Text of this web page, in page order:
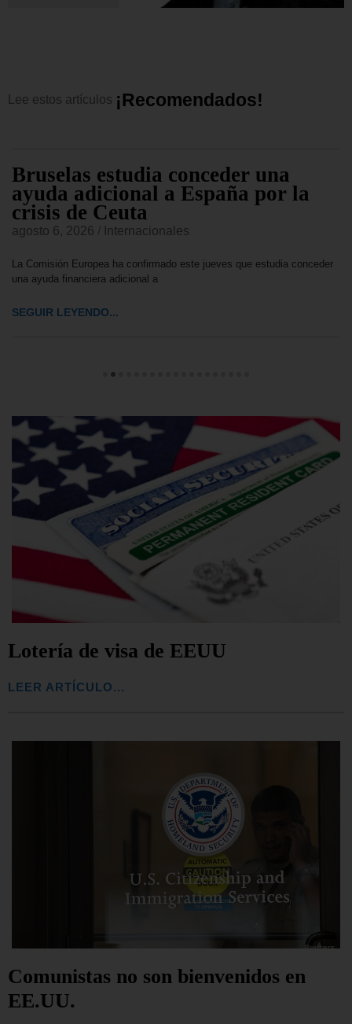
Lee estos artículos ¡Recomend ad os!
Bruselas estudia conceder una
ayuda adicional a España por la
crisis de Ceuta
agosto 6, 2026 Internacionales
La Comisión Europea ha confirmado este jueves que estudia conceder
una ayuda financiera adicional a
SEGUIR LEYENDO...
Lotería de visa de EEUU
LEER ARTÍCULO...
Comunistas no son bienvenidos en
EE.UU.